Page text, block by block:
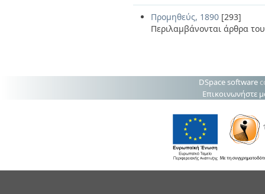
Προμηθεύς, 1890 [293]
Περιλαμβάνονται άρθρα
DSpace software
Επικοινωνήστε